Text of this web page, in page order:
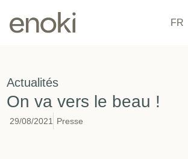
FR
Actualités
On va vers le beau !
29/08/2021 Presse